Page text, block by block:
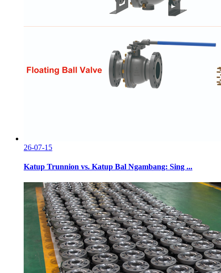
26-07-15
Katup Trunnion vs. Katup Bal Ngambang: Sing ...